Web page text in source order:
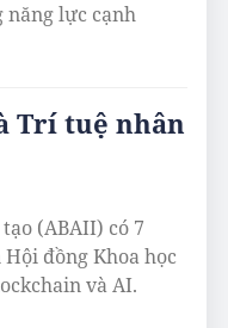
năng lực cạnh
Trí tuệ nhân
(ABAII) có 7
đồng Khoa học
và AI.